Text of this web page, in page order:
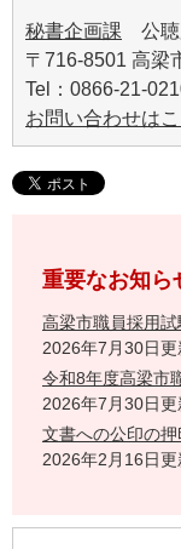
秘書企画課 公聴
〒716-8501 高梁
Tel：0866-21-
お問い合わせは
重要なお知ら
高梁市職員採用
2026年7月30日更
令和8年度高梁市
2026年7月30日更
文書への公印の
2026年2月16日更